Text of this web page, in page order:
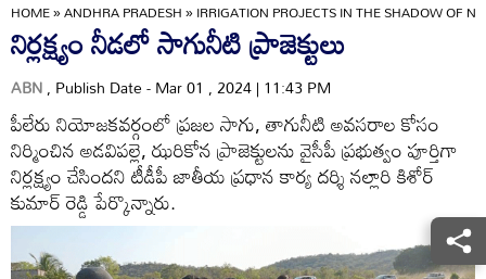
HOME»ANDHRA PRADESH»IRRIGATION PROJECTS IN THE SHADOW OF
నిర్లక్ష్యం నీడలో సాగునీటి ప్రాజెక్టులు
ABN, Publish Date - Mar 01 , 2024 | 11:43 PM
పీలేరు నియోజకవర్గంలో ప్రజల సాగు, తాగునీటి అవసరాల కోసం
నిర్మించిన అడవిపల్లె, ఝరికోన ప్రాజెక్టులను వైసీపీ ప్రభుత్వం పూర్తిగా
నిర్లక్ష్యం చేసిందని టీడీపీ జాతీయ ప్రధాన కార్య దర్శి నల్లారి కిశోర్‌
కుమార్‌ రెడ్డి పేర్కొన్నారు.